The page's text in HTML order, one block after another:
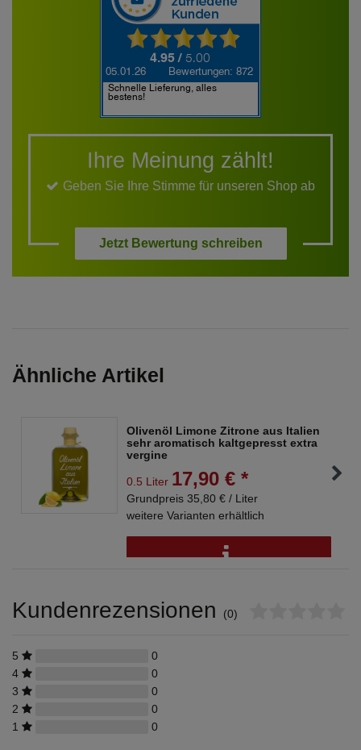
Ihre Meinung zählt!
Geben Sie Ihre Stimme für unseren Shop ab
Jetzt Bewertung schreiben
Ähnliche Artikel
Olivenöl Limone Zitrone aus Italien
sehr aromatisch kaltgepresst extra
vergine
0.5 Liter 17,90 € *
Grundpreis 35,80 € / Liter
weitere Varianten erhältlich
Kundenrezensionen (0)
5
0
4
0
3
0
2
0
1
0